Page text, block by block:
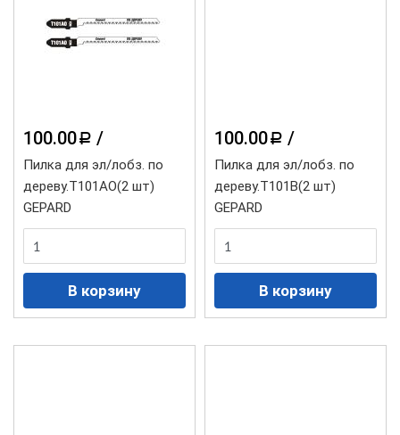
100.00 a /
Пилка для эл/лобз. по
дереву.Т101АО(2 шт)
GEPARD
100.00 a /
Пилка для эл/лобз. по
дереву.Т101B(2 шт)
GEPARD